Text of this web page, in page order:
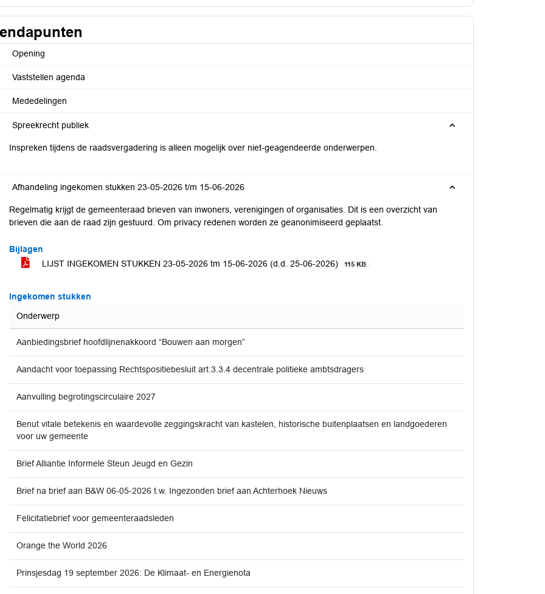
Opening
Vaststellen agenda
Mededelingen
Spreekrecht publiek
Inspreken tijdens de raadsvergadering is alleen mogelijk over niet-geagendeerde onderwerpen.
Afhandeling ingekomen stukken 23-05-2026 t/m 15-06-2026
Regelmatig krijgt de gemeenteraad brieven van inwoners, verenigingen of organisaties. Dit is een overzicht van
brieven die aan de raad zijn gestuurd. Om privacy redenen worden ze geanonimiseerd geplaatst.
Bijlagen
LIJST INGEKOMEN STUKKEN 23-05-2026 tm 15-06-2026 (d.d. 25-06-2026)
115 KB
Ingekomen stukken
Onderwerp
Aanbiedingsbrief hoofdlijnenakkoord “Bouwen aan morgen”
Aandacht voor toepassing Rechtspositiebesluit art.3.3.4 decentrale politieke ambtsdragers
Aanvulling begrotingscirculaire 2027
Benut vitale betekenis en waardevolle zeggingskracht van kastelen, historische buitenplaatsen en landgoederen
voor uw gemeente
Brief Alliantie Informele Steun Jeugd en Gezin
Brief na brief aan B&W 06-05-2026 t.w. Ingezonden brief aan Achterhoek Nieuws
Felicitatiebrief voor gemeenteraadsleden
Orange the World 2026
Prinsjesdag 19 september 2026: De Klimaat- en Energienota